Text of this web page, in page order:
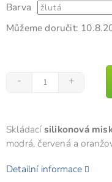
Barva
Můžeme doručit:
Skládacísilikonová
modrá, červená a
Detailní informace